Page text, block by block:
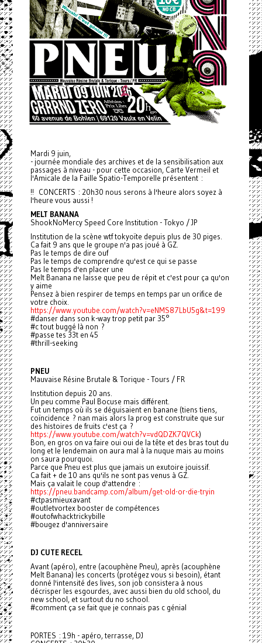
Mardi 9 juin,
- journée mondiale des archives et de la sensibilisation aux
passages à niveau - pour cette occasion, Carte Vermeil et
l'Amicale de la Faille Spatio-Temporelle présentent :
!! CONCERTS : 20h30 nous serons à l'heure alors soyez à
l'heure vous aussi !
MELT BANANA
ShookNoMercy Speed Core Institution - Tokyo / JP
Institution de la scène wtf tokyoïte depuis plus de 30 piges.
Ca fait 9 ans que le groupe n'a pas joué à GZ.
Pas le temps de dire ouf
Pas le temps de comprendre qu'est ce qui se passe
Pas le temps d'en placer une
Melt Banana ne laisse que peu de répit et c'est pour ça qu'on
y aime
Pensez à bien respirer de temps en temps par un orifice de
votre choix.
https://www.youtube.com/watch?v=eNMS87LbU5g&t=199
#danser dans son k-way trop petit par 35°
#c tout buggé là non ?
#passe tes 33t en 45
#thrill-seeking
PNEU
Mauvaise Résine Brutale & Torique - Tours / FR
Institution depuis 20 ans.
Un peu comme Paul Bocuse mais différent.
Fut un temps où ils se déguisaient en banane (tiens tiens,
coïncidence ? nan mais alors la prog est construite que sur
des histoires de fruits c'est ça ?
https://www.youtube.com/watch?v=vdQDZK7QVCk)
Bon, en gros on va faire oui oui de la tête et des bras tout du
long et le lendemain on aura mal à la nuque mais au moins
on saura pourquoi.
Parce que Pneu est plus que jamais un exutoire jouissif.
Ca fait + de 10 ans qu'ils ne sont pas venus à GZ.
Mais ça valait le coup d'attendre :
https://pneu.bandcamp.com/album/get-old-or-die-tryin
#ctpasmieuxavant
#outletvortex booster de compétences
#outofwhacktrickybille
#bougez d'anniversaire
DJ CUTE RECEL
Avant (apéro), entre (acouphène Pneu), après (acouphène
Melt Banana) les concerts (protégez vous si besoin), étant
donné l'intensité des lives, son job consistera à nous
décrisper les esgourdes, avec aussi bien du old school, du
new school, et surtout du no school.
#comment ça se fait que je connais pas c génial
PORTES : 19h - apéro, terrasse, DJ